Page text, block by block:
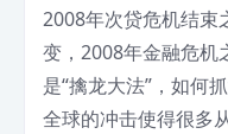
2008年次贷危机结束
变，2008年金融危机
是“擒龙大法”，如何
全球的冲击使得很多